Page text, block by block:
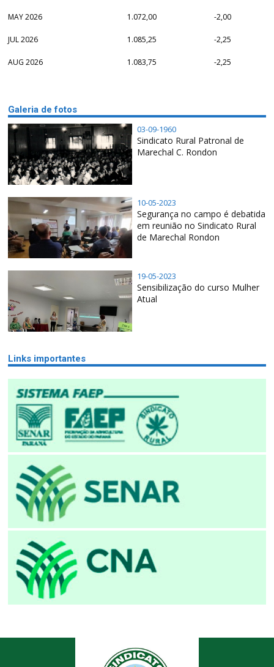
MAY 2026 1.072,00 -2,00
JUL 2026 1.085,25 -2,25
AUG 2026 1.083,75 -2,25
Galeria de fotos
03-09-1960
Sindicato Rural Patronal de
Marechal C. Rondon
10-05-2023
Segurança no campo é debatida
em reunião no Sindicato Rural
de Marechal Rondon
19-05-2023
Sensibilização do curso Mulher
Atual
Links importantes